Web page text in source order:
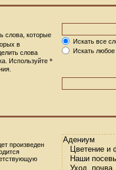
слова, которые
в
слова
Используйте *
Искать все
Искать
произведен